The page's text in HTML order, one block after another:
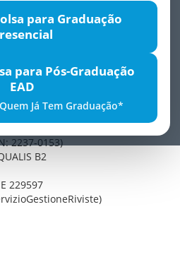
para Graduação
para Pós-Graduação
EAD
Já Tem Graduação*
navigation
2237-0153)
B2
E 229597